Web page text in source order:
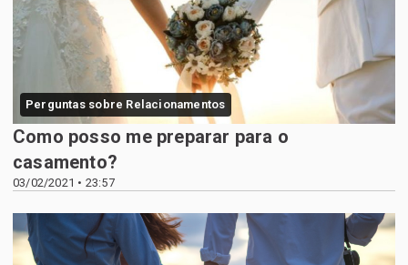
Perguntas sobre Relacionamentos
03/02/2021 • 23:57
Como posso me preparar para o
casamento?